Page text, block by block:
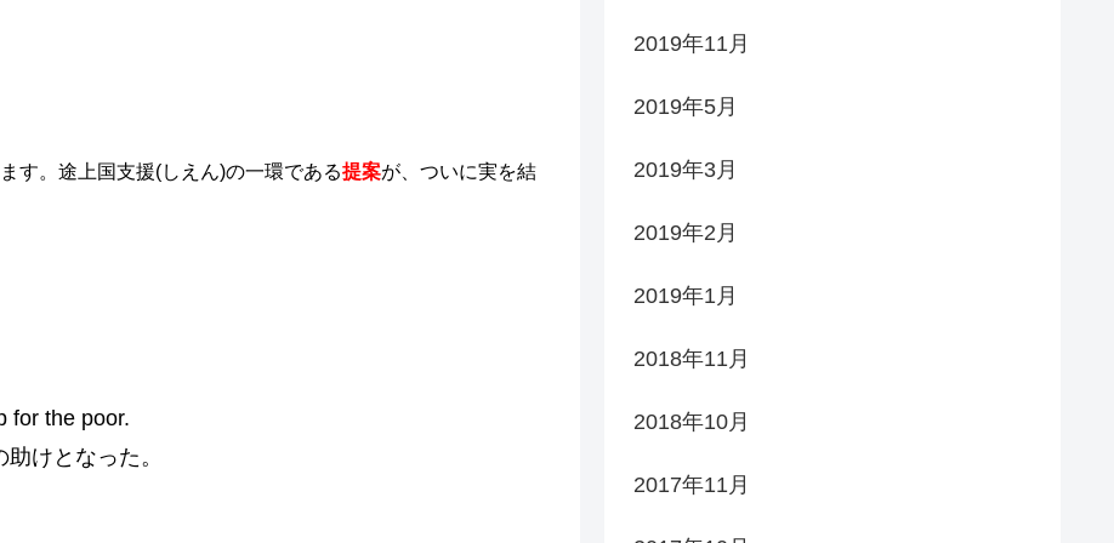
す。途上国支援(しえん)の一環である提案が、ついに実を結
for the poor.
けとなった。
2019年11月
2019年5月
2019年3月
2019年2月
2019年1月
2018年11月
2018年10月
2017年11月